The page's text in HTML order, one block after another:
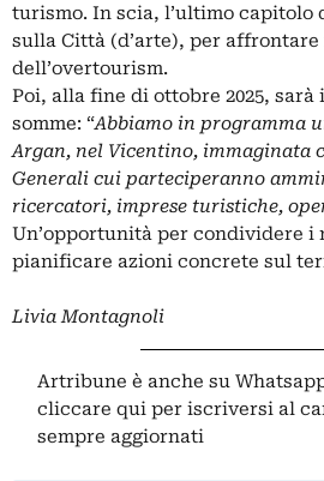
turismo. In scia, l’ultimo capitolo
sulla Città (d’arte), per
dell’overtourism.
Poi, alla fine di ottobre 2025,
somme: “Abbiamo in programma
Argan, nel Vicentino, immaginata
Generali cui parteciperanno
ricercatori, imprese turistiche,
Un’opportunità per condividere i
pianificare azioni concrete sul
Livia Montagnoli
Artribune è anche su
cliccare qui per iscriversi al
sempre aggiornati